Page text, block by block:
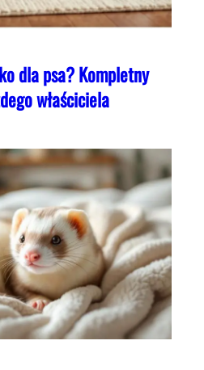
dla psa? Kompletny
właściciela